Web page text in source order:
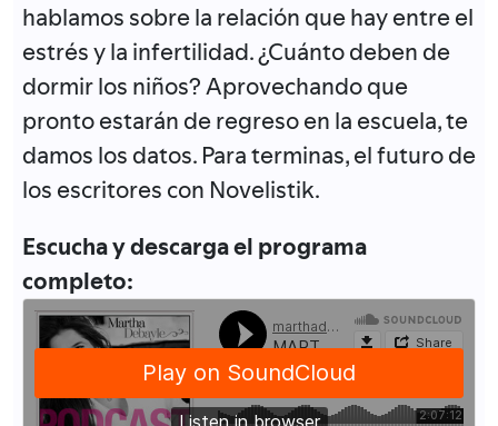
hablamos sobre la relación que hay entre el
estrés y la infertilidad. ¿Cuánto deben de
dormir los niños? Aprovechando que
pronto estarán de regreso en la escuela, te
damos los datos. Para terminas, el futuro de
los escritores con Novelistik.
Escucha y descarga el programa
completo: